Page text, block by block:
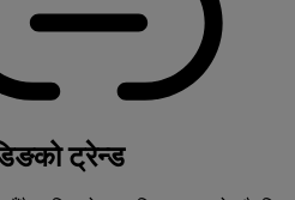
ट्रेन्ड